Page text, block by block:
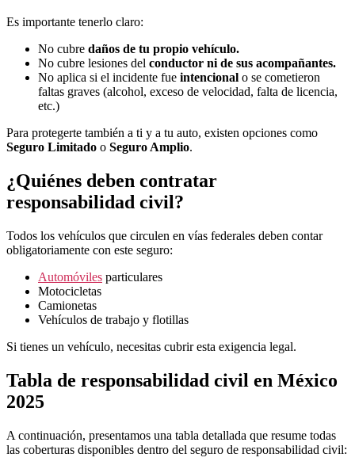
Es importante tenerlo claro:
No cubre daños de tu propio vehículo.
No cubre lesiones del conductor ni de sus acompañantes.
No aplica si el incidente fue intencional o se cometieron
faltas graves (alcohol, exceso de velocidad, falta de licencia,
etc.)
Para protegerte también a ti y a tu auto, existen opciones como
Seguro Limitado o Seguro Amplio.
¿Quiénes deben contratar
responsabilidad civil?
Todos los vehículos que circulen en vías federales deben contar
obligatoriamente con este seguro:
Automóviles particulares
Motocicletas
Camionetas
Vehículos de trabajo y flotillas
Si tienes un vehículo, necesitas cubrir esta exigencia legal.
Tabla de responsabilidad civil en México
2025
A continuación, presentamos una tabla detallada que resume todas
las coberturas disponibles dentro del seguro de responsabilidad civil: